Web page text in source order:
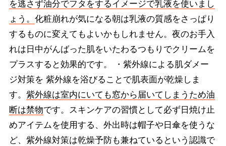
を逃さず油分でフタをするイメージで乳液を使いまし
ょう。 化粧崩れが気になる朝は乳液の質感をさっぱり
するものに変えてもよいかもしれません。夜のお手入
れは日中がんばった肌をいたわるつもりでクリームを
プラスすると効果的です。 ・紫外線による肌ダメー
ジ対策を 紫外線を浴びることで肌表面が乾燥しま
す。 紫外線は室内にいても窓から届いてしまうため油
断は禁物です。スキンケアの習慣として必ず日焼け止
めアイテムを使用する、外出時は帽子や日傘を使うな
ど、紫外線対策は乾燥予防も兼ねているという認識で